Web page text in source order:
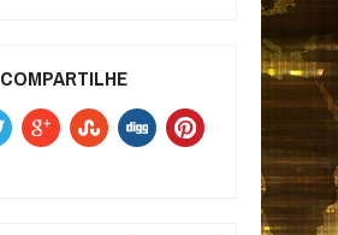
COMPARTILHE